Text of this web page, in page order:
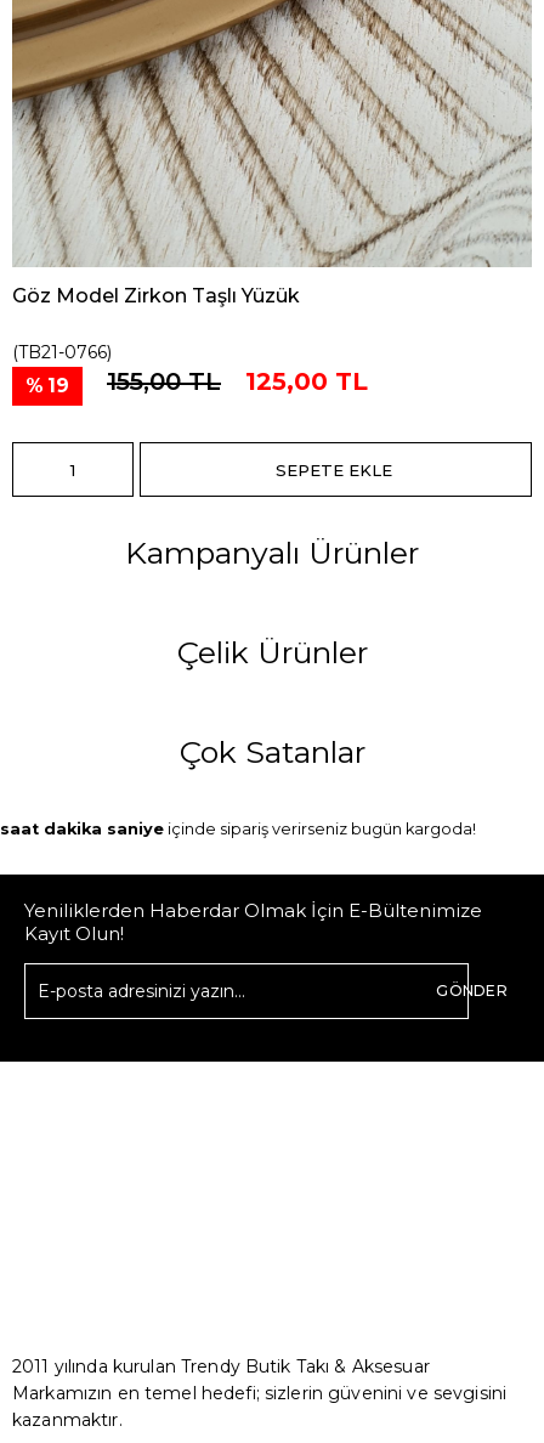
Göz Model Zirkon Taşlı Yüzük
(TB21-0766)
19 155,00 TL 125,00 TL
Kampanyalı Ürünler
Çelik Ürünler
Çok Satanlar
saat dakika saniye içinde sipariş verirseniz bugün kargoda!
Yeniliklerden Haberdar Olmak İçin E-Bültenimize
Kayıt Olun!
GÖNDER
2011 yılında kurulan Trendy Butik Takı & Aksesuar
Markamızın en temel hedefi; sizlerin güvenini ve sevgisini
kazanmaktır.